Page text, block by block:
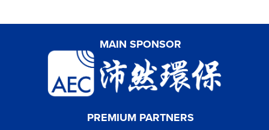
MAIN SPONSOR
PREMIUM PARTNERS